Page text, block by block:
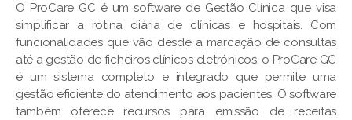
O ProCare GC é um software de Gestão Clínica que visa
simplificar a rotina diária de clínicas e hospitais. Com
funcionalidades que vão desde a marcação de consultas
até a gestão de ficheiros clínicos eletrónicos, o ProCare GC
é um sistema completo e integrado que permite uma
gestão eficiente do atendimento aos pacientes. O software
também oferece recursos para emissão de receitas